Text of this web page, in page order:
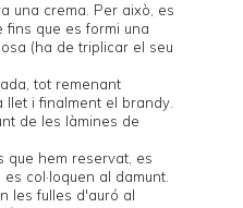
una crema. Per això, es
fins que es formi una
(ha de triplicar el seu
tot remenant
llet i finalment el brandy.
de les làmines de
que hem reservat, es
col·loquen al damunt.
les fulles d'auró al